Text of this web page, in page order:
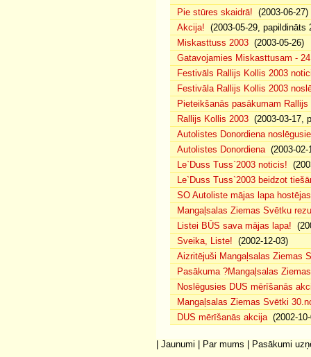
Pie stūres skaidrā! (2003-06-27)
Akcija! (2003-05-29, papildināts
Miskasttuss 2003 (2003-05-26)
Gatavojamies Miskasttusam -
Festivāls Rallijs Kollis 2003
Festivāla Rallijs Kollis 2003
Pieteikšanās pasākumam
Rallijs Kollis 2003 (2003-03-17,
Autolistes Donordiena
Autolistes Donordiena(2003-02-
Le`Duss Tuss`2003 noticis!
Le`Duss Tuss`2003 beidzot
SO Autoliste mājas lapa
Mangaļsalas Ziemas Svētku
Listei BŪS sava mājas lapa!
Sveika, Liste! (2002-12-03)
Aizritējuši Mangaļsalas Ziemas
Pasākuma ?Mangaļsalas
Noslēgusies DUS mērīšanās
Mangaļsalas Ziemas Svētki
DUS mērīšanās akcija(2002-10-
Jaunumi Par mums Pasākumi